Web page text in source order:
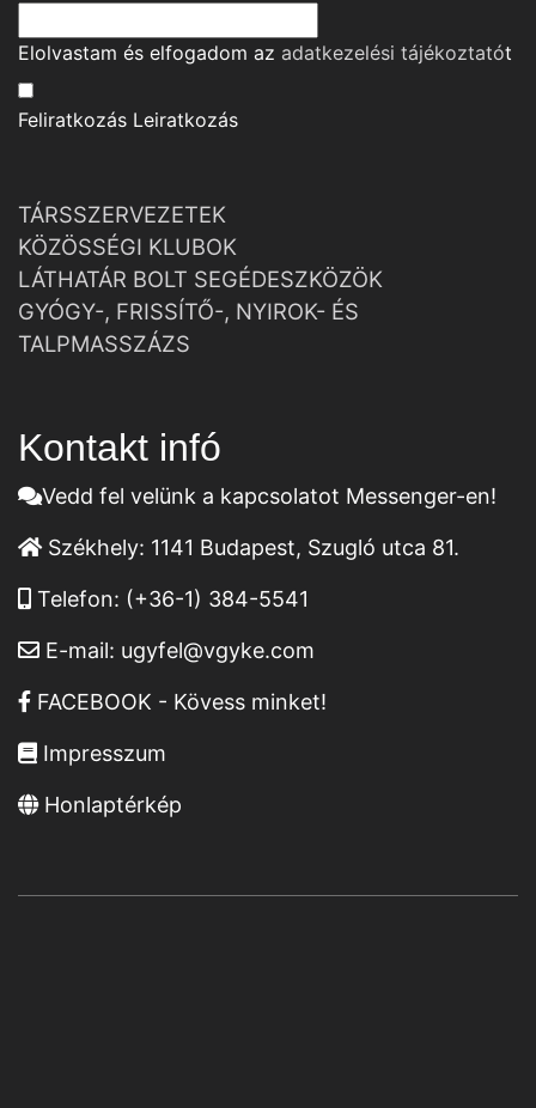
Elolvastam és elfogadom az adatkezelési tájékoztatót
Feliratkozás Leiratkozás
TÁRSSZERVEZETEK
KÖZÖSSÉGI KLUBOK
LÁTHATÁR BOLT SEGÉDESZKÖZÖK
GYÓGY-, FRISSÍTŐ-, NYIROK- ÉS
TALPMASSZÁZS
Kontakt infó
Vedd fel velünk a kapcsolatot Messenger-en!
Székhely: 1141 Budapest, Szugló utca 81.
Telefon: (+36-1) 384-5541
E-mail: ugyfel@vgyke.com
FACEBOOK - Kövess minket!
Impresszum
Honlaptérkép